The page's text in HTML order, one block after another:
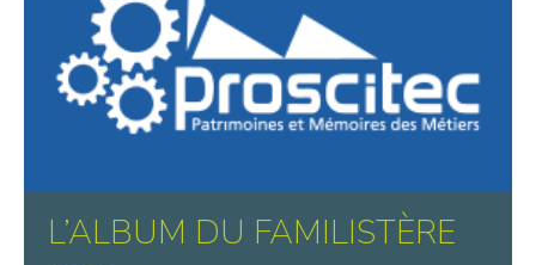
L’ALBUM DU FAMILISTÈRE